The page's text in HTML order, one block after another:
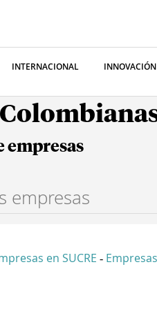
INTERNACIONAL INNOVACIÓN
empresas
en SUCRE -